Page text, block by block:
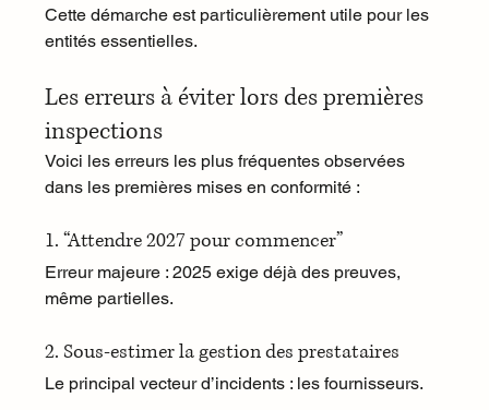
Cette démarche est particulièrement utile pour les
entités essentielles.
Les erreurs à éviter lors des premières
inspections
Voici les erreurs les plus fréquentes observées
dans les premières mises en conformité :
1. “Attendre 2027 pour commencer”
Erreur majeure : 2025 exige déjà des preuves,
même partielles.
2. Sous-estimer la gestion des prestataires
Le principal vecteur d’incidents : les fournisseurs.